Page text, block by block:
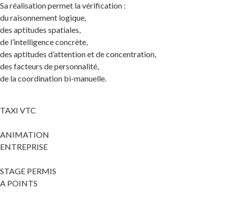
Sa réalisation permet la vérification :
du raisonnement logique,
des aptitudes spatiales,
de l’intelligence concrète,
des aptitudes d’attention et de concentration,
des facteurs de personnalité,
de la coordination bi-manuelle.
TAXI VTC
ANIMATION
ENTREPRISE
STAGE PERMIS
A POINTS